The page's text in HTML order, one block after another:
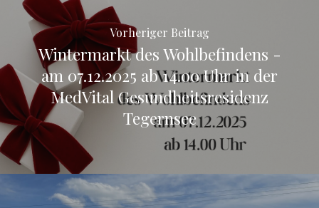
Vorheriger Beitrag
Wintermarkt des Wohlbefindens -
am 07.12.2025 ab 14.00 Uhr in der
MedVital Gesundheitsresidenz
Tegernsee